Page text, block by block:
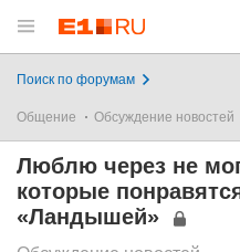
Поиск по форумам
Общение Обсуждение новостей
Люблю через не
которые
«Ландышей»